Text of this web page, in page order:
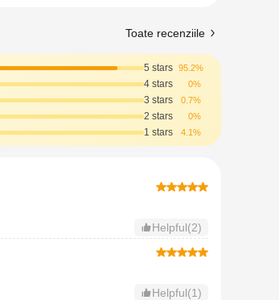
Toate recenziile
5 stars 95.2%
4 stars 0%
3 stars 0.7%
2 stars 0%
1 stars 4.1%
Helpful(2)
Helpful(1)